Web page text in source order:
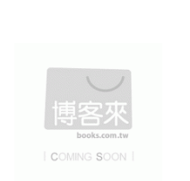
蘇士澍（主編）(66)
張國棟（主編）(65)
學苑出版社(757)
金盾出版社(752)